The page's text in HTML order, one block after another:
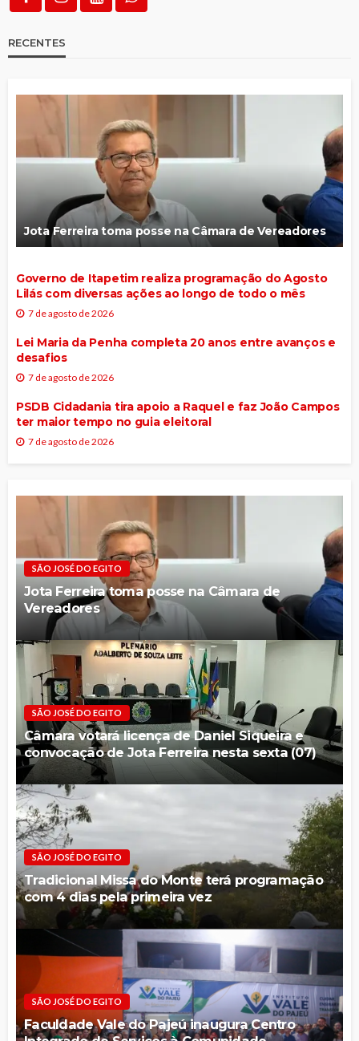
RECENTES
Jota Ferreira toma posse na Câmara de Vereadores
Governo de Itapetim realiza programação do Agosto
Lilás com diversas ações ao longo de todo o mês
7 de agosto de 2026
Lei Maria da Penha completa 20 anos entre avanços e
desafios
7 de agosto de 2026
PSDB Cidadania tira apoio a Raquel e faz João Campos
ter maior tempo no guia eleitoral
7 de agosto de 2026
SÃO JOSÉ DO EGITO
Jota Ferreira toma posse na Câmara de
Vereadores
SÃO JOSÉ DO EGITO
Câmara votará licença de Daniel Siqueira e
convocação de Jota Ferreira nesta sexta (07)
SÃO JOSÉ DO EGITO
Tradicional Missa do Monte terá programação
com 4 dias pela primeira vez
SÃO JOSÉ DO EGITO
Faculdade Vale do Pajeú inaugura Centro